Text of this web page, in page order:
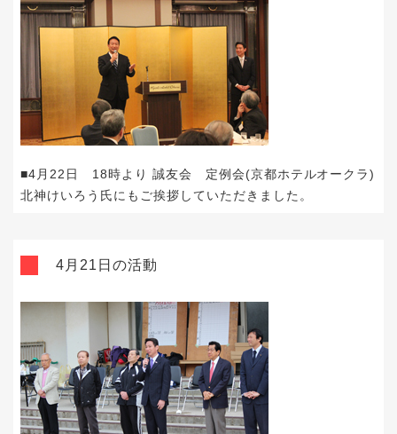
■4月22日 18時より 誠友会 定例会(京都ホテルオークラ)
北神けいろう氏にもご挨拶していただきました。
4月21日の活動